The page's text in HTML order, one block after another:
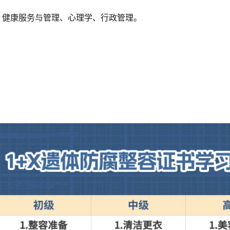
康服务与管理、心理学、行政管理。